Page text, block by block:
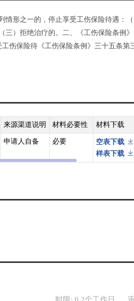
形之一的，停止享受工伤保险待遇：（
三）拒绝治疗的。二、《工伤保险条例
伤保险待《工伤保险条例》三十五条第
来源渠道说明 材料必要性 材料下载
申请人自备 必要
空表下载
样表下载